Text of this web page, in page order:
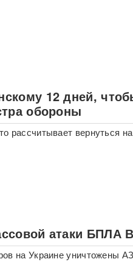
12 дней,
обороны
рассчитывает вернуться
атаки БПЛА
на Украине уничтожены